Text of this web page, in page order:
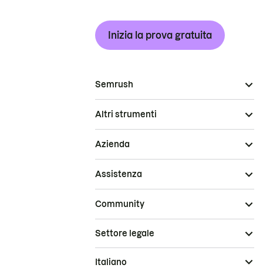
Inizia la prova gratuita
Semrush
Altri strumenti
Azienda
Assistenza
Community
Settore legale
Italiano